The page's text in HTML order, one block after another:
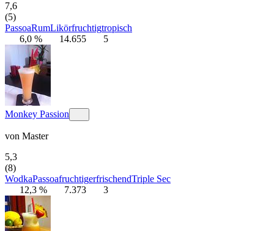
7,6
(5)
PassoaRumLikörfruchtigtropisch
6,0 %
14.655 5
Monkey Passion
von Master
5,3
(8)
WodkaPassoafruchtigerfrischendTriple Sec
12,3 %
7.373 3